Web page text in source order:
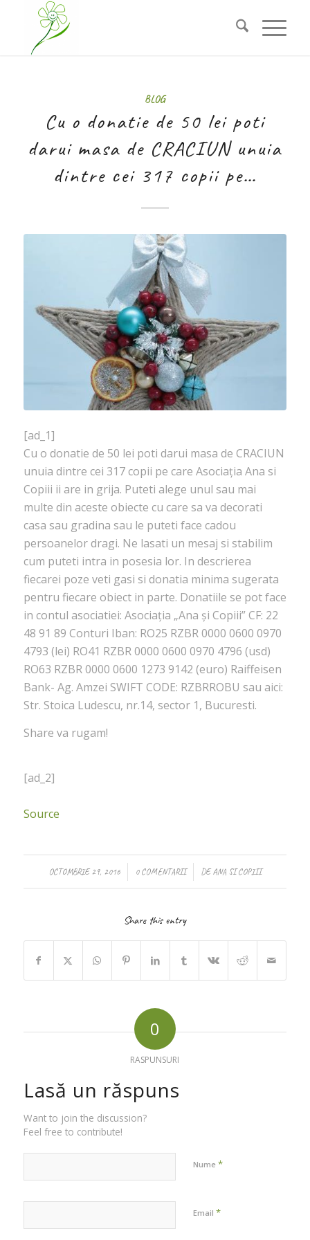
BLOG
Cu o donatie de 50 lei poti
darui masa de CRACIUN unuia
dintre cei 317 copii pe…
[ad_1]
Cu o donatie de 50 lei poti darui masa de CRACIUN
unuia dintre cei 317 copii pe care Asociația Ana si
Copiii ii are in grija. Puteti alege unul sau mai
multe din aceste obiecte cu care sa va decorati
casa sau gradina sau le puteti face cadou
persoanelor dragi. Ne lasati un mesaj si stabilim
cum puteti intra in posesia lor. In descrierea
fiecarei poze veti gasi si donatia minima sugerata
pentru fiecare obiect in parte. Donatiile se pot face
in contul asociatiei: Asociația „Ana și Copiii” CF: 22
48 91 89 Conturi Iban: RO25 RZBR 0000 0600 0970
4793 (lei) RO41 RZBR 0000 0600 0970 4796 (usd)
RO63 RZBR 0000 0600 1273 9142 (euro) Raiffeisen
Bank- Ag. Amzei SWIFT CODE: RZBRROBU sau aici:
Str. Stoica Ludescu, nr.14, sector 1, Bucuresti.
Share va rugam!
[ad_2]
Source
OCTOMBRIE 29, 2016
/ 0 COMENTARII
/ DEANA SI COPIII
Share this entry
0
RASPUNSURI
Lasă un răspuns
Want to join the discussion?
Feel free to contribute!
Nume *
Email *